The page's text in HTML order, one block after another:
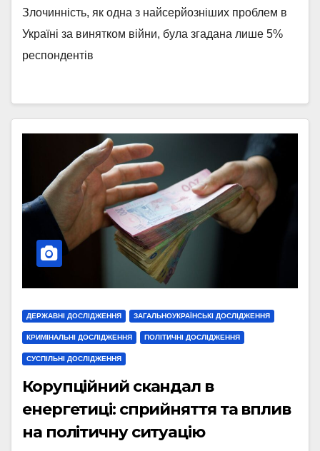
Злочинність, як одна з найсерйозніших проблем в
Україні за винятком війни, була згадана лише 5%
респондентів
ДЕРЖАВНІ ДОСЛІДЖЕННЯ ЗАГАЛЬНОУКРАЇНСЬКІ ДОСЛІДЖЕННЯ
КРИМІНАЛЬНІ ДОСЛІДЖЕННЯ ПОЛІТИЧНІ ДОСЛІДЖЕННЯ
СУСПІЛЬНІ ДОСЛІДЖЕННЯ
Корупційний скандал в
енергетиці: сприйняття та вплив
на політичну ситуацію